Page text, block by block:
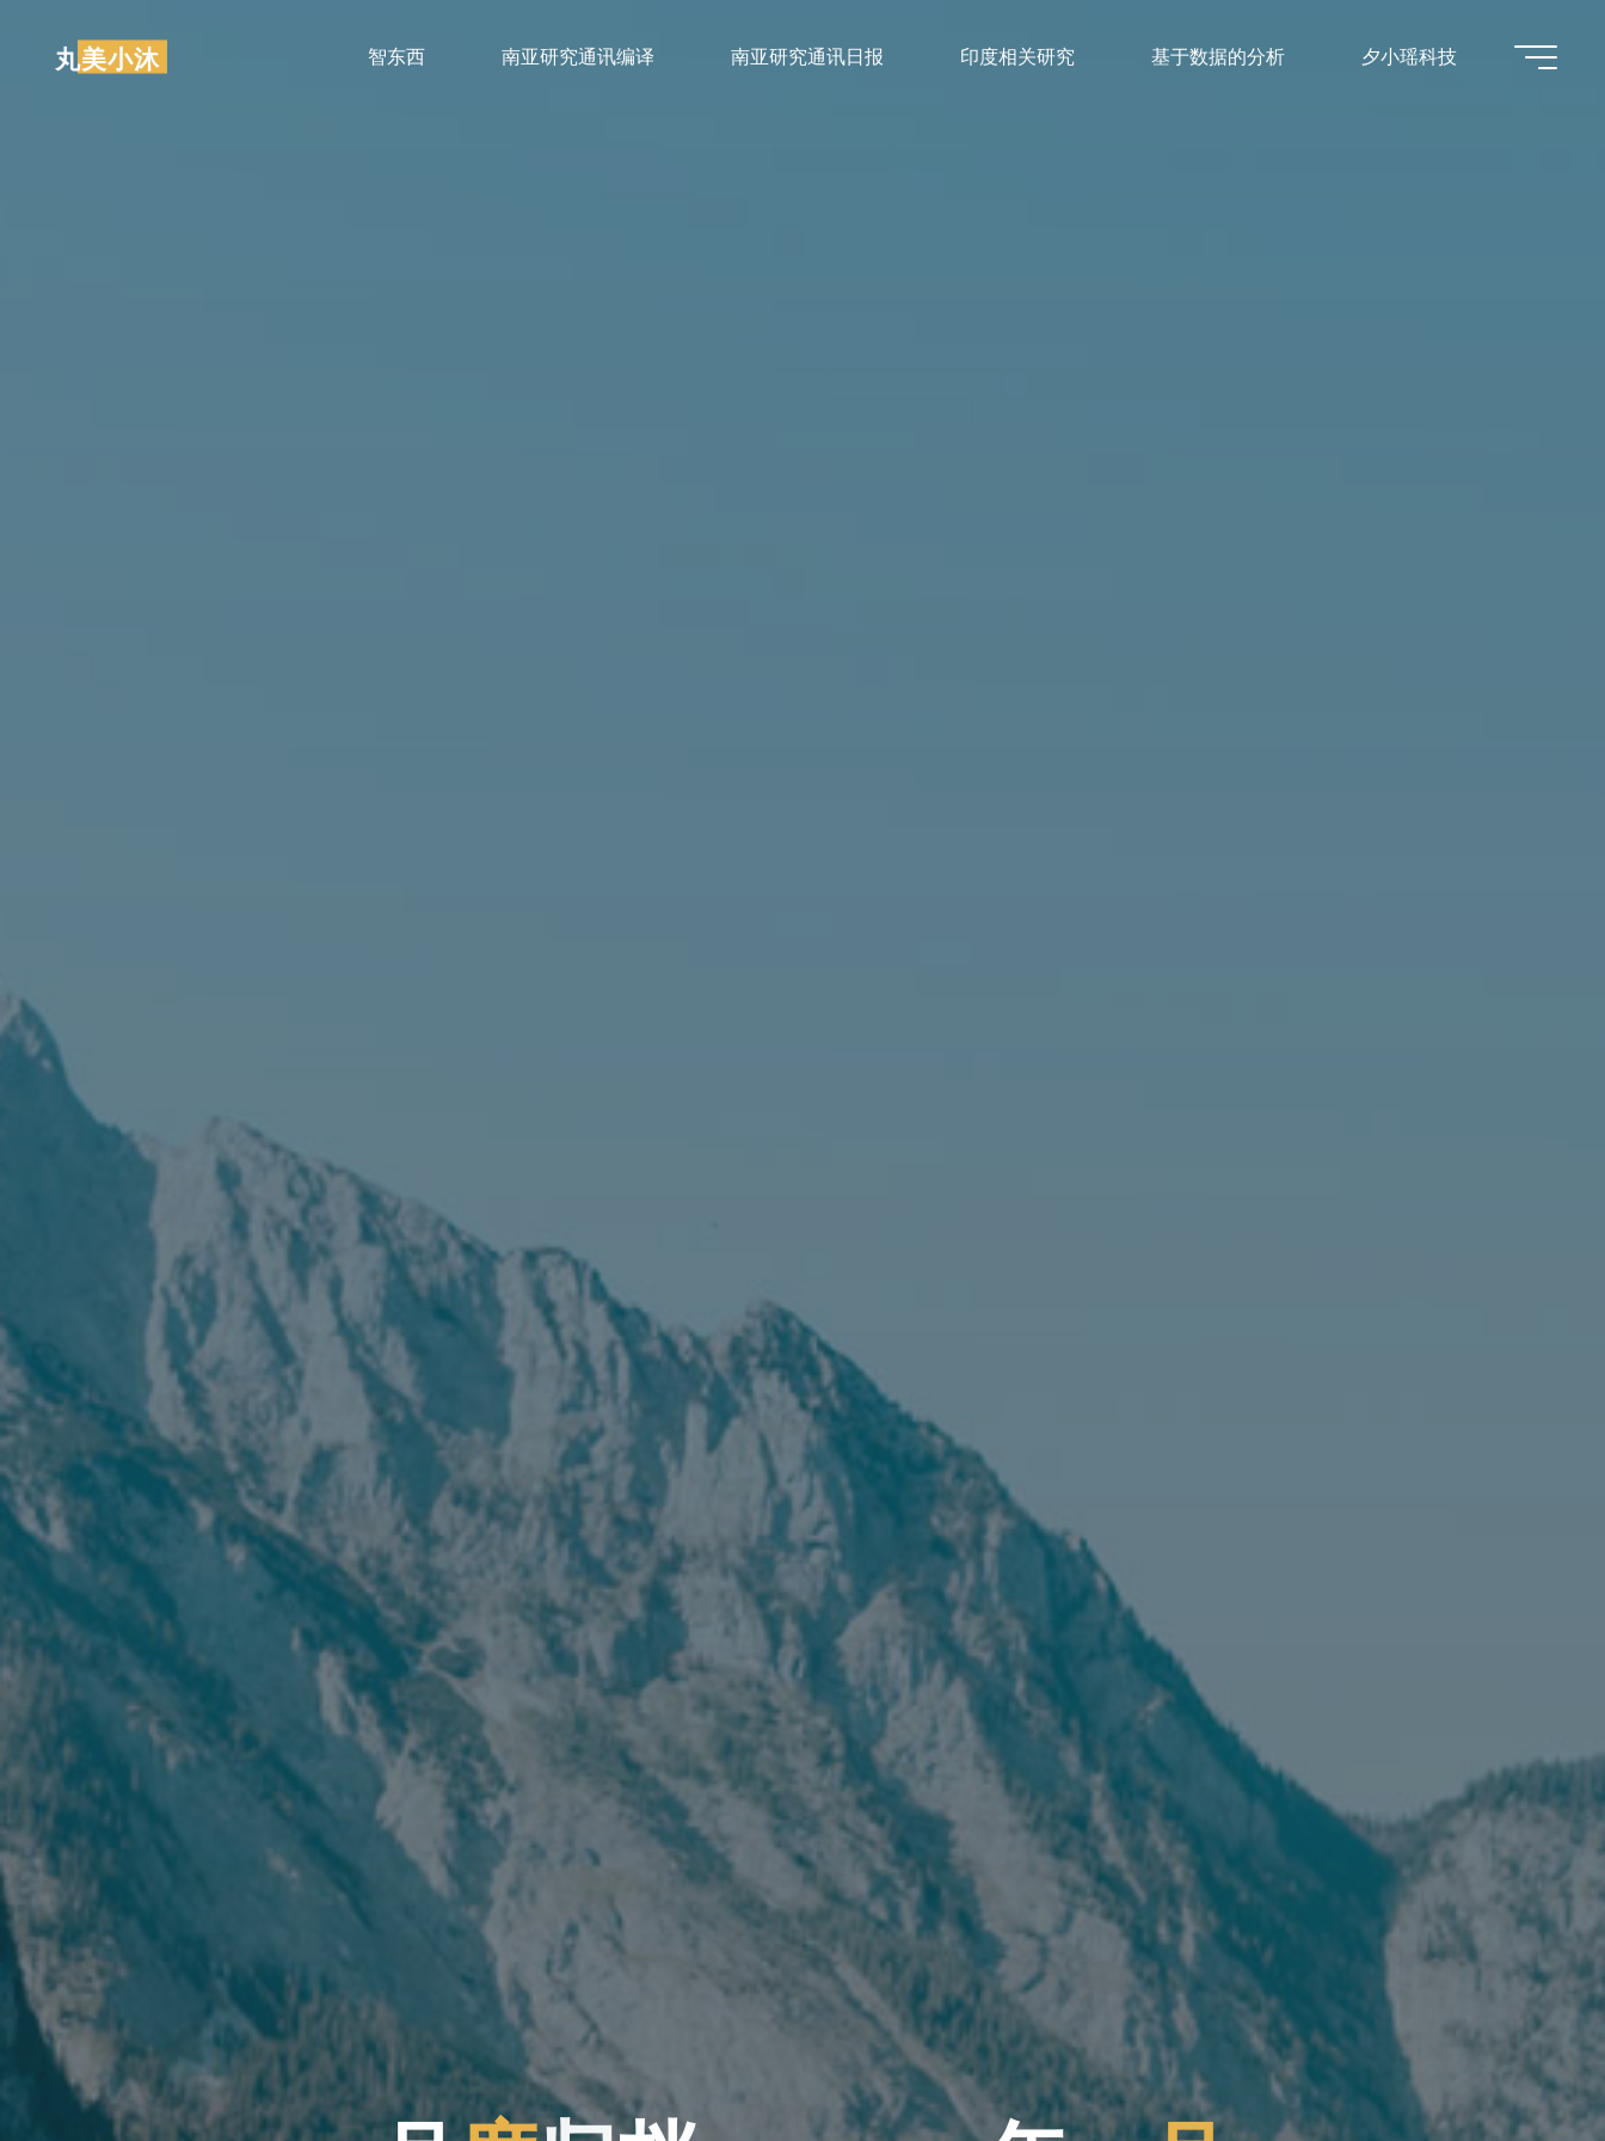
丸美小沐 智东西 南亚研究通讯编译 南亚研究通讯日报 印度相关研究 基于数据的分析 夕小瑶科技